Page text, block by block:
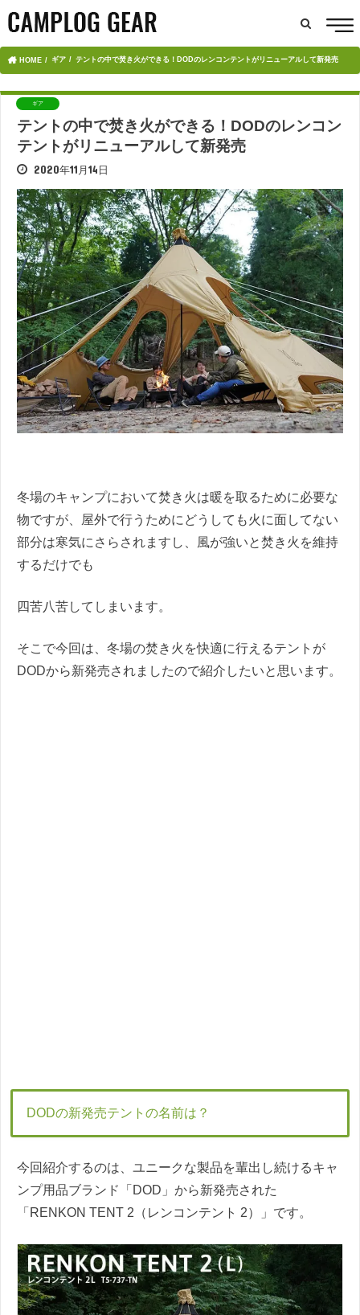
HOME ギア テントの中で焚き火ができる！DODのレンコンテントがリニューアルして新発売
ギア
テントの中で焚き火ができる！DODのレンコン
テントがリニューアルして新発売
2020年11月14日
冬場のキャンプにおいて焚き火は暖を取るために必要な
物ですが、屋外で行うためにどうしても火に面してない
部分は寒気にさらされますし、風が強いと焚き火を維持
するだけでも
四苦八苦してしまいます。
そこで今回は、冬場の焚き火を快適に行えるテントが
DODから新発売されましたので紹介したいと思います。
DODの新発売テントの名前は？
今回紹介するのは、ユニークな製品を輩出し続けるキャ
ンプ用品ブランド「DOD」から新発売された
「RENKON TENT 2（レンコンテント 2）」です。